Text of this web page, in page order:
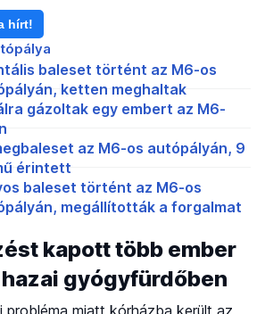
hírt!
baleset történt az M6-os
ketten meghaltak
gázoltak egy embert az M6-
az M6-os autópályán, 9
érintett
baleset történt az M6-os
megállították a forgalmat
kapott több ember
gyógyfürdőben
probléma miatt kórházba került az